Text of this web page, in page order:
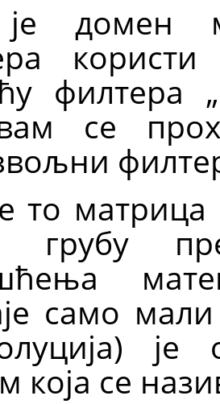
домен
користи
филтера
се
то матрица
грубу
само
која се